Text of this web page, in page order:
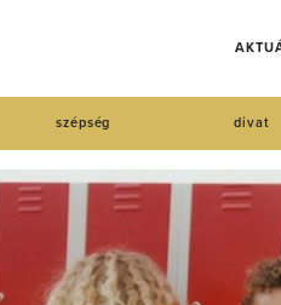
szépség divat